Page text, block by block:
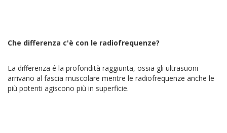
Che differenza c'è con le radiofrequenze?
La differenza é la profondità raggiunta, ossia gli ultrasuoni
arrivano al fascia muscolare mentre le radiofrequenze anche le
più potenti agiscono più in superficie.